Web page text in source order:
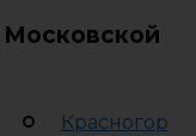
Московской
Красногор